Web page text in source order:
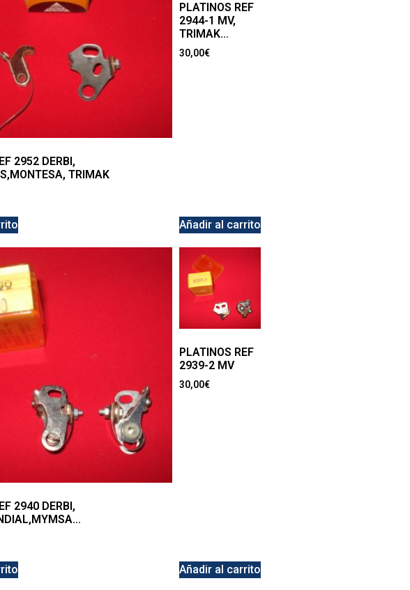
2952 DERBI,
TRIMAK
PLATINOS REF
2944-1 MV,
TRIMAK…
30,00€
Añadir al carrito
2940 DERBI,
PLATINOS REF
2939-2 MV
30,00€
Añadir al carrito